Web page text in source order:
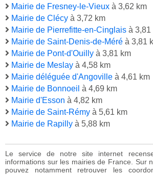
Mairie de Fresney-le-Vieux à 3,62 km
Mairie de Clécy à 3,72 km
Mairie de Pierrefitte-en-Cinglais à 3,81
Mairie de Saint-Denis-de-Méré à 3,81
Mairie de Pont-d'Ouilly à 3,81 km
Mairie de Meslay à 4,58 km
Mairie déléguée d'Angoville à 4,61 km
Mairie de Bonnoeil à 4,69 km
Mairie d'Esson à 4,82 km
Mairie de Saint-Rémy à 5,61 km
Mairie de Rapilly à 5,88 km
Le service de notre site internet
informations sur les mairies de France. Sur
pouvez notamment retrouver les